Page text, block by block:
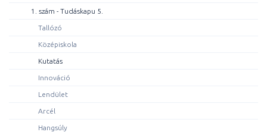
1. szám - Tudáskapu 5.
Tallózó
Középiskola
Kutatás
Innováció
Lendület
Arcél
Hangsúly